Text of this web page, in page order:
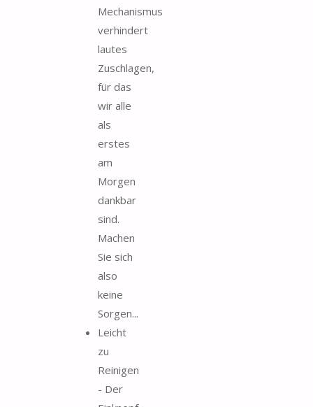
Mechanismus
verhindert
lautes
Zuschlagen,
für das
wir alle
als
erstes
am
Morgen
dankbar
sind.
Machen
Sie sich
also
keine
Sorgen...
Leicht
zu
Reinigen
- Der